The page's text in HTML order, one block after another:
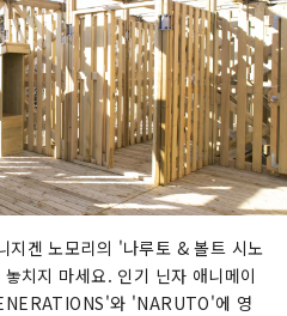
지겐 노모리의 '나루토 & 볼트 시노
치지 마세요. 인기 닌자 애니메이
와 'NARUTO'에 영